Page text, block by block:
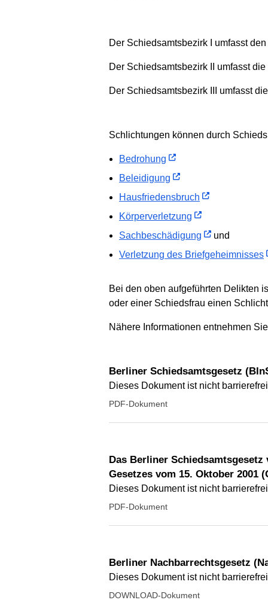
Der Schiedsamtsbezirk I umfasst
Der Schiedsamtsbezirk II umfasst
Der Schiedsamtsbezirk III umfasst
Schlichtungen können durch
Bedrohung
Beleidigung
Hausfriedensbruch
Körperverletzung
Sachbeschädigung
und
Verletzung des Briefgeheimnisses
Bei den oben aufgeführten Delikten
oder einer Schiedsfrau einen
Nähere Informationen entnehmen
Berliner Schiedsamtsgesetz
Dieses Dokument ist nicht
PDF-Dokument
Das Berliner
Gesetzes vom 15. Oktober 2001
Dieses Dokument ist nicht
PDF-Dokument
Berliner Nachbarrechtsgesetz
Dieses Dokument ist nicht
DOWNLOAD-Dokument